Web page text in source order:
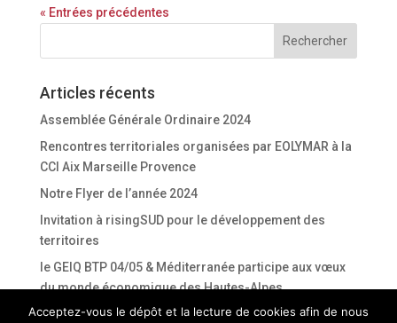
« Entrées précédentes
Articles récents
Assemblée Générale Ordinaire 2024
Rencontres territoriales organisées par EOLYMAR à la
CCI Aix Marseille Provence
Notre Flyer de l’année 2024
Invitation à risingSUD pour le développement des
territoires
le GEIQ BTP 04/05 & Méditerranée participe aux vœux
du monde économique des Hautes-Alpes.
Acceptez-vous le dépôt et la lecture de cookies afin de nous